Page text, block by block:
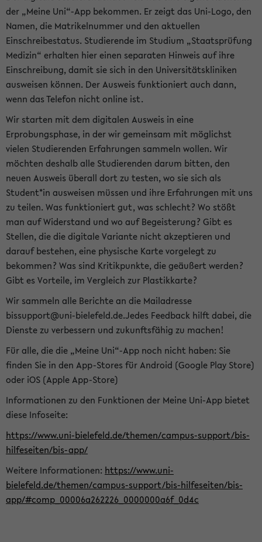
der „Meine Uni“-App bekommen. Er zeigt das Uni-Logo, den
Namen, die Matrikelnummer und den aktuellen
Einschreibestatus. Studierende im Studium „Staatsprüfung
Medizin“ erhalten hier einen separaten Hinweis auf ihre
Einschreibung, damit sie sich in den Universitätskliniken
ausweisen können. Der Ausweis funktioniert auch dann,
wenn das Telefon nicht online ist.
Wir starten mit dem digitalen Ausweis in eine
Erprobungsphase, in der wir gemeinsam mit möglichst
vielen Studierenden Erfahrungen sammeln wollen. Wir
möchten deshalb alle Studierenden darum bitten, den
neuen Ausweis überall dort zu testen, wo sie sich als
Student*in ausweisen müssen und ihre Erfahrungen mit uns
zu teilen. Was funktioniert gut, was schlecht? Wo stößt
man auf Widerstand und wo auf Begeisterung? Gibt es
Stellen, die die digitale Variante nicht akzeptieren und
darauf bestehen, eine physische Karte vorgelegt zu
bekommen? Was sind Kritikpunkte, die geäußert werden?
Gibt es Vorteile, im Vergleich zur Plastikkarte?
Wir sammeln alle Berichte an die Mailadresse
bissupport@uni-bielefeld.de.Jedes Feedback hilft dabei, die
Dienste zu verbessern und zukunftsfähig zu machen!
Für alle, die die „Meine Uni“-App noch nicht haben: Sie
finden Sie in den App-Stores für Android (Google Play Store)
oder iOS (Apple App-Store)
Informationen zu den Funktionen der Meine Uni-App bietet
diese Infoseite:
https://www.uni-bielefeld.de/themen/campus-support/bis-
hilfeseiten/bis-app/
Weitere Informationen: https://www.uni-
bielefeld.de/themen/campus-support/bis-hilfeseiten/bis-
app/#comp_00006a262226_0000000a6f_0d4c